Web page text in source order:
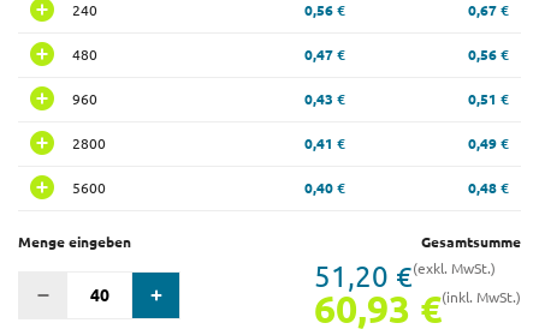
240 0,56 € 0,67 €
480 0,47 € 0,56 €
960 0,43 € 0,51 €
2800 0,41 € 0,49 €
5600 0,40 € 0,48 €
Menge eingeben Gesamtsumme
51,20 €(exkl. MwSt.)
60,93 €(inkl. MwSt.)